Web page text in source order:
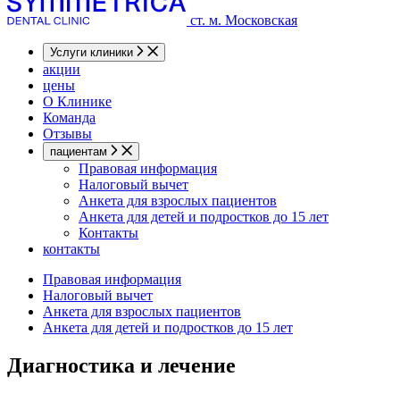
ст. м. Московская
Услуги клиники
акции
цены
О Клинике
Команда
Отзывы
пациентам
Правовая информация
Налоговый вычет
Анкета для взрослых пациентов
Анкета для детей и подростков до 15 лет
Контакты
контакты
Правовая информация
Налоговый вычет
Анкета для взрослых пациентов
Анкета для детей и подростков до 15 лет
Диагностика и лечение